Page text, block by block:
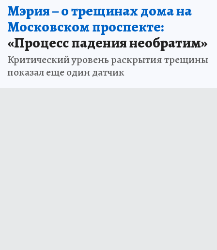
Мэрия – о трещинах дома на
Московском проспекте:
«Процесс падения необратим»
Критический уровень раскрытия трещины
показал еще один датчик